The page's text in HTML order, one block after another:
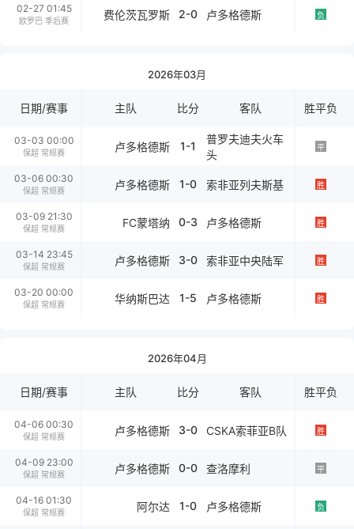
02-27 01:45
欧罗巴 季后赛 费伦茨瓦罗斯 2-0 卢多格德斯 负
2026年03月
日期/赛事 主队 比分 客队 胜平负
03-03 00:00
保超 常规赛 卢多格德斯 1-1
普罗夫迪夫火车
头
平
03-06 00:30
保超 常规赛 卢多格德斯 1-0 索非亚列夫斯基 胜
03-09 21:30
保超 常规赛 FC蒙塔纳 0-3 卢多格德斯 胜
03-14 23:45
保超 常规赛 卢多格德斯 3-0 索非亚中央陆军 胜
03-20 00:00
保超 常规赛 华纳斯巴达 1-5 卢多格德斯 胜
2026年04月
日期/赛事 主队 比分 客队 胜平负
04-06 00:30
保超 常规赛 卢多格德斯 3-0 CSKA索菲亚B队 胜
04-09 23:00
保超 常规赛 卢多格德斯 0-0 查洛摩利 平
04-16 01:30
保超 常规赛 阿尔达 1-0 卢多格德斯 负